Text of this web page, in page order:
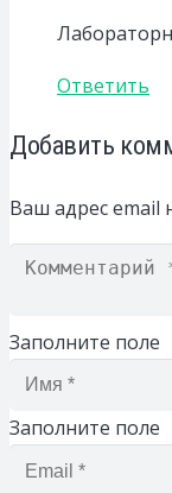
Ответить
Добавить
Ваш адрес email
Заполните поле
Заполните поле